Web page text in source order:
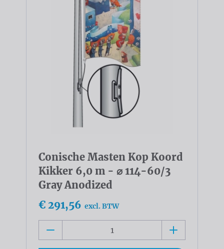
Conische Masten Kop Koord
Kikker 6,0 m - ⌀ 114-60/3
Gray Anodized
€ 291,56 excl. BTW